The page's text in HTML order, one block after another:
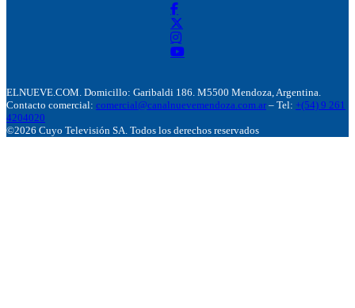
ELNUEVE.COM. Domicillo: Garibaldi 186. M5500 Mendoza, Argentina.
Contacto comercial: comercial@canalnuevemendoza.com.ar – Tel: +(54) 9 261
4204020
©2026 Cuyo Televisión SA. Todos los derechos reservados